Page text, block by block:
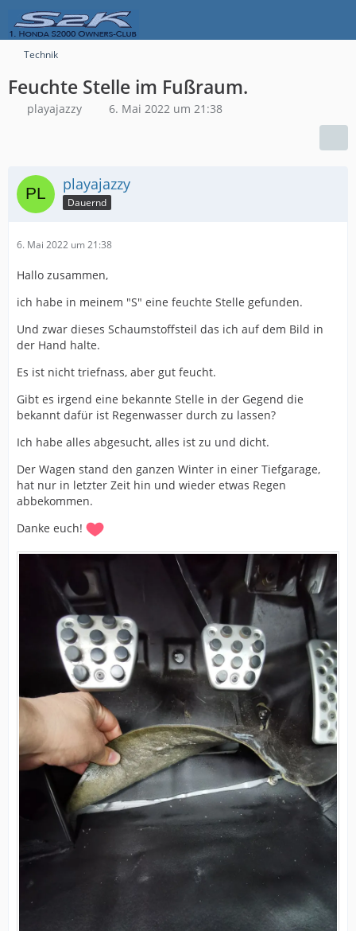
Technik
Feuchte Stelle im Fußraum.
playajazzy 6. Mai 2022 um 21:38
playajazzy
Dauernd
6. Mai 2022 um 21:38
Hallo zusammen,
ich habe in meinem "S" eine feuchte Stelle gefunden.
Und zwar dieses Schaumstoffsteil das ich auf dem Bild in
der Hand halte.
Es ist nicht triefnass, aber gut feucht.
Gibt es irgend eine bekannte Stelle in der Gegend die
bekannt dafür ist Regenwasser durch zu lassen?
Ich habe alles abgesucht, alles ist zu und dicht.
Der Wagen stand den ganzen Winter in einer Tiefgarage,
hat nur in letzter Zeit hin und wieder etwas Regen
abbekommen.
Danke euch!